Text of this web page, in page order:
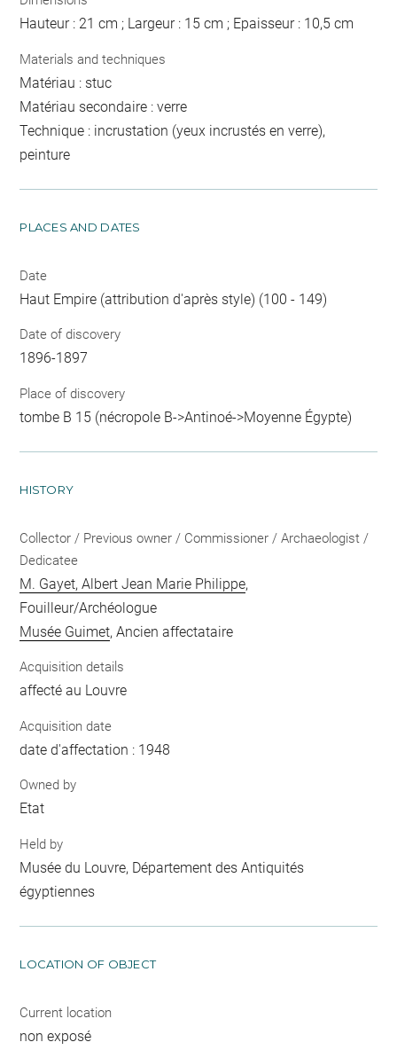
Hauteur : 21 cm ; Largeur : 15 cm ; Epaisseur : 10,5 cm
Materials and techniques
Matériau : stuc
Matériau secondaire : verre
Technique : incrustation (yeux incrustés en verre),
peinture
PLACES AND DATES
Date
Haut Empire (attribution d'après style) (100 - 149)
Date of discovery
1896-1897
Place of discovery
tombe B 15 (nécropole B->Antinoé->Moyenne Égypte)
HISTORY
Collector / Previous owner / Commissioner / Archaeologist /
Dedicatee
M. Gayet, Albert Jean Marie Philippe,
Fouilleur/Archéologue
Musée Guimet, Ancien affectataire
Acquisition details
affecté au Louvre
Acquisition date
date d'affectation : 1948
Owned by
Etat
Held by
Musée du Louvre, Département des Antiquités
égyptiennes
LOCATION OF OBJECT
Current location
non exposé